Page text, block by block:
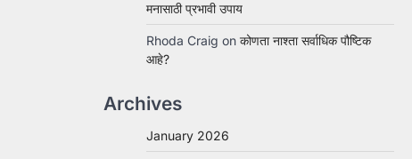
मनासाठी प्रभावी उपाय
Rhoda Craig on कोणता नाश्ता सर्वाधिक पौष्टिक
आहे?
Archives
January 2026